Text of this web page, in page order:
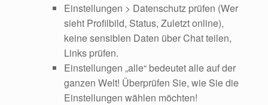
Einstellungen > Datenschutz prüfen (Wer
sieht Profilbild, Status, Zuletzt online),
keine sensiblen Daten über Chat teilen,
Links prüfen.
Einstellungen „alle“ bedeutet alle auf der
ganzen Welt! Überprüfen Sie, wie Sie die
Einstellungen wählen möchten!